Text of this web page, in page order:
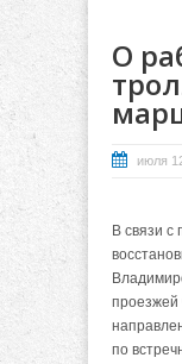
О
июля
В связи с
проезжей
по